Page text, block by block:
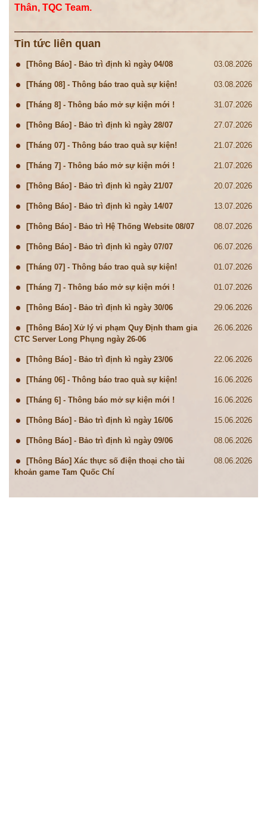
Thân, TQC Team.
Tin tức liên quan
[Thông Báo] - Bảo trì định kì ngày 04/08 03.08.2026
[Tháng 08] - Thông báo trao quà sự kiện! 03.08.2026
[Tháng 8] - Thông báo mở sự kiện mới ! 31.07.2026
[Thông Báo] - Bảo trì định kì ngày 28/07 27.07.2026
[Tháng 07] - Thông báo trao quà sự kiện! 21.07.2026
[Tháng 7] - Thông báo mở sự kiện mới ! 21.07.2026
[Thông Báo] - Bảo trì định kì ngày 21/07 20.07.2026
[Thông Báo] - Bảo trì định kì ngày 14/07 13.07.2026
[Thông Báo] - Bảo trì Hệ Thống Website 08/07 08.07.2026
[Thông Báo] - Bảo trì định kì ngày 07/07 06.07.2026
[Tháng 07] - Thông báo trao quà sự kiện! 01.07.2026
[Tháng 7] - Thông báo mở sự kiện mới ! 01.07.2026
[Thông Báo] - Bảo trì định kì ngày 30/06 29.06.2026
[Thông Báo] Xử lý vi phạm Quy Định tham gia
CTC Server Long Phụng ngày 26-06
26.06.2026
[Thông Báo] - Bảo trì định kì ngày 23/06 22.06.2026
[Tháng 06] - Thông báo trao quà sự kiện! 16.06.2026
[Tháng 6] - Thông báo mở sự kiện mới ! 16.06.2026
[Thông Báo] - Bảo trì định kì ngày 16/06 15.06.2026
[Thông Báo] - Bảo trì định kì ngày 09/06 08.06.2026
[Thông Báo] Xác thực số điện thoại cho tài
khoản game Tam Quốc Chí
08.06.2026